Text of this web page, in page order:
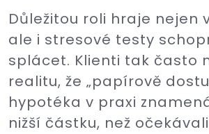
Důležitou roli hraje nejen
ale i stresové testy
splácet. Klienti tak často
realitu, že „papírově
hypotéka v praxi
nižší částku, než